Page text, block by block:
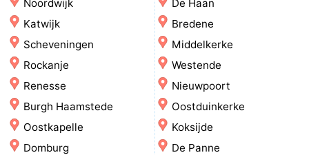
Wandelen
-
Paardrijden
-
Golfbanen
-
Surfen
Eten
en
Evenementen
Noordwijk
Katwijk
Scheveningen
Rockanje
Renesse
Burgh Haamstede
Oostkapelle
Domburg
De Haan
Bredene
Middelkerke
Westende
Nieuwpoort
Oostduinkerke
Koksijde
De Panne